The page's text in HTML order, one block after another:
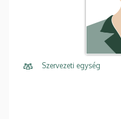
Szervezeti egység